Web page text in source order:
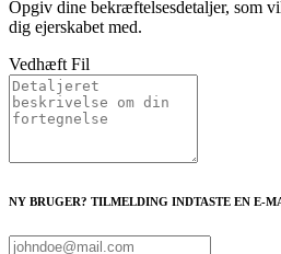
Opgiv dine bekræftelsesdetaljer, som
dig ejerskabet med.
Vedhæft Fil
NY BRUGER? TILMELDING INDTASTE EN E-